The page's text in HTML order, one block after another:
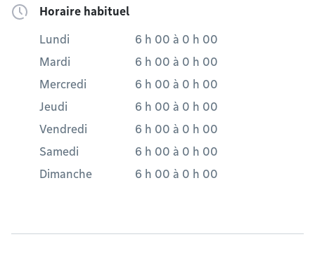
Horaire habituel
Lundi 6 h 00 à 0 h 00
Mardi
6 h 00 à 0 h 00
Mercredi
6 h 00 à 0 h 00
Jeudi
6 h 00 à 0 h 00
Vendredi
6 h 00 à 0 h 00
Samedi
6 h 00 à 0 h 00
Dimanche
6 h 00 à 0 h 00